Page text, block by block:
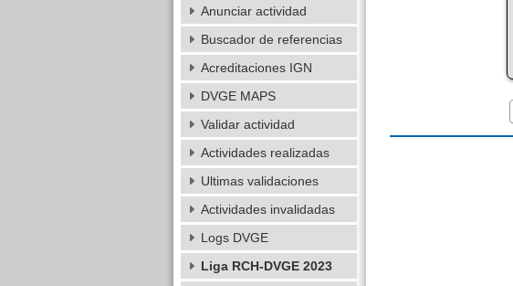
Anunciar actividad
Buscador de referencias
Acreditaciones IGN
DVGE MAPS
Validar actividad
Actividades realizadas
Ultimas validaciones
Actividades invalidadas
Logs DVGE
Liga RCH-DVGE 2023